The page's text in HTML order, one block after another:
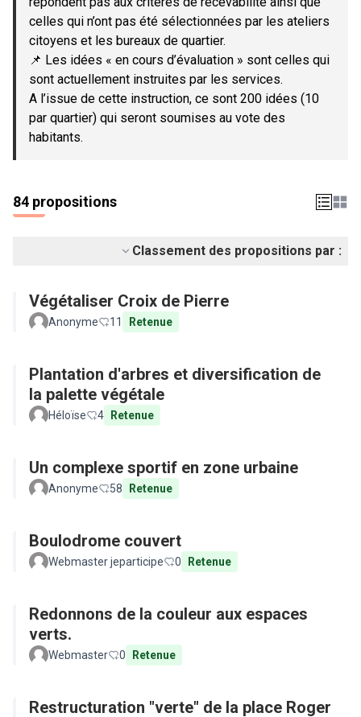
celles qui n’ont pas été sélectionnées par les ateliers
citoyens et les bureaux de quartier.
📌 Les idées « en cours d’évaluation » sont celles qui
sont actuellement instruites par les services.
A l’issue de cette instruction, ce sont 200 idées (10
par quartier) qui seront soumises au vote des
habitants.
84 propositions
Classement des propositions par :
Végétaliser Croix de Pierre
Anonyme 11 Retenue
Plantation d'arbres et diversification de
la palette végétale
Héloïse 4 Retenue
Un complexe sportif en zone urbaine
Anonyme 58 Retenue
Boulodrome couvert
Webmaster jeparticipe 0 Retenue
Redonnons de la couleur aux espaces
verts.
Webmaster 0 Retenue
Restructuration "verte" de la place Roger